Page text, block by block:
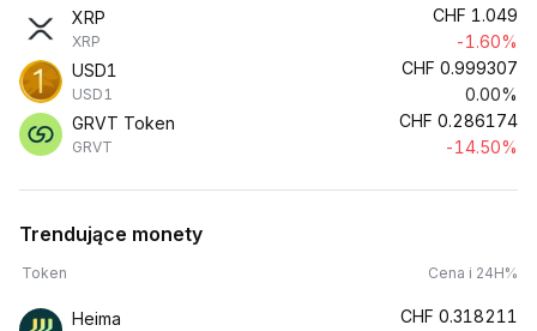
XRP
XRP
CHF 1.049
-1.60%
USD1
USD1
CHF 0.999307
0.00%
GRVT Token
GRVT
CHF 0.286174
-14.50%
Trendujące monety
Token Cena i 24H%
Heima CHF 0.318211